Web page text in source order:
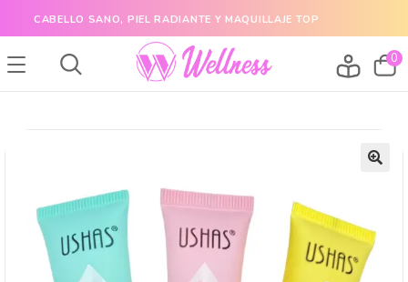
CABELLO SANO, PIEL RADIANTE Y MAQUILLAJE TOP
0